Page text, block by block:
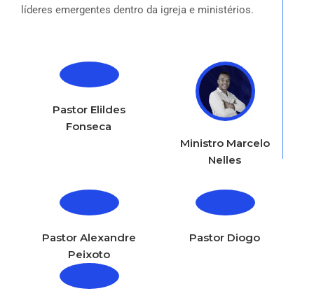
líderes emergentes dentro da igreja e ministérios.
Pastor Elildes
Fonseca
Ministro Marcelo
Nelles
Pastor Alexandre
Peixoto
Pastor Diogo